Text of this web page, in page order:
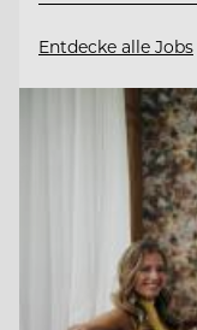
Entdecke alle Jobs